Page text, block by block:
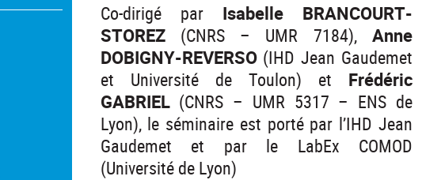
Co-dirigé par Isabelle BRANCOURT-
STOREZ(CNRS – UMR 7184), Anne
DOBIGNY-REVERSO(IHD Jean Gaudemet
et Université de Toulon) et Frédéric
GABRIEL(CNRS – UMR 5317 – ENS de
Lyon), le séminaire est porté par l’IHD Jean
Gaudemet et par le LabEx COMOD
(Université de Lyon)